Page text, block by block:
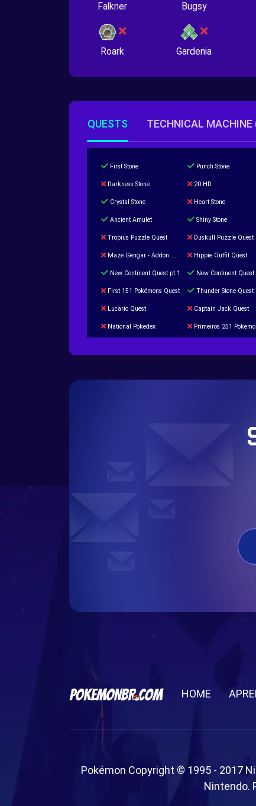
Falkner Bugsy
Roark Gardenia
QUESTS TECHNICAL MACHINE
First Stone Punch Stone
Darkness Stone 20 HD
Crystal Stone Heart Stone
Ancient Amulet Shiny Stone
Tropius Puzzle Quest Duskull Puzzle Quest
Maze Gengar - Addon Gengar Quest Hippie Outfit Quest
New Continent Quest pt.1 New Continent
First 151 Pokémons Quest Thunder Stone Quest
Lucario Quest Captain Jack Quest
National Pokedex Primeiros 251 Pokemons na
HOME
Pokémon Copyright © 1995 - 2017
Nintendo.